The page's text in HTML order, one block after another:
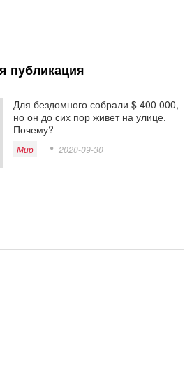
публикация
Для бездомного собрали $ 400 000,
но он до сих пор живет на улице.
Почему?
Мир 2020-09-30